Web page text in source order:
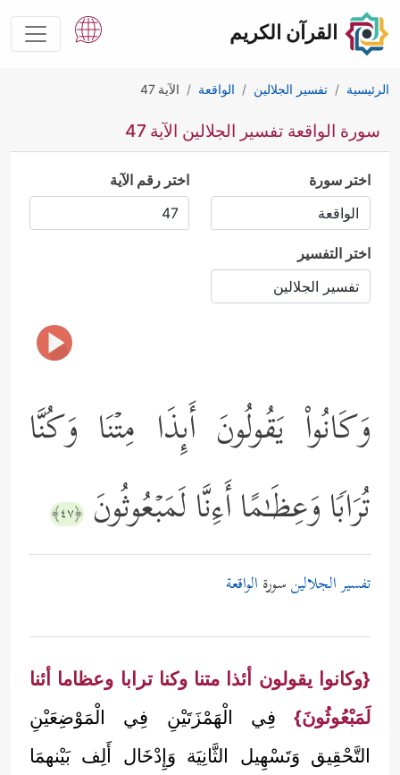
القرآن الكريم
الرئيسية تفسير الجلالين الواقعة الآية 47
سورة الواقعة تفسير الجلالين الآية 47
اختر سورة اختر رقم الآية
اختر التفسير
وَكَانُواْ یَقُولُونَ أَىِٕذَا مِتۡنَا وَكُنَّا
تُرَابࣰا وَعِظَـٰمًا أَءِنَّا لَمَبۡعُوثُونَ ﴿٤٧﴾
تفسير الجلالينسورة الواقعة
{وكانوا يقولون أئذا متنا وكنا ترابا وعظاما أئنا
لَمَبْعُوثُونَ} فِي الْهَمْزَتَيْنِ فِي الْمَوْضِعَيْنِ
التَّحْقِيق وَتَسْهِيل الثَّانِيَة وَإِدْخَال أَلِف بَيْنهمَا